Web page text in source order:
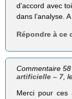
d’accord avec
dans l’analyse.
Répondre à ce
Commentaire
artificielle – 7,
Merci pour ces